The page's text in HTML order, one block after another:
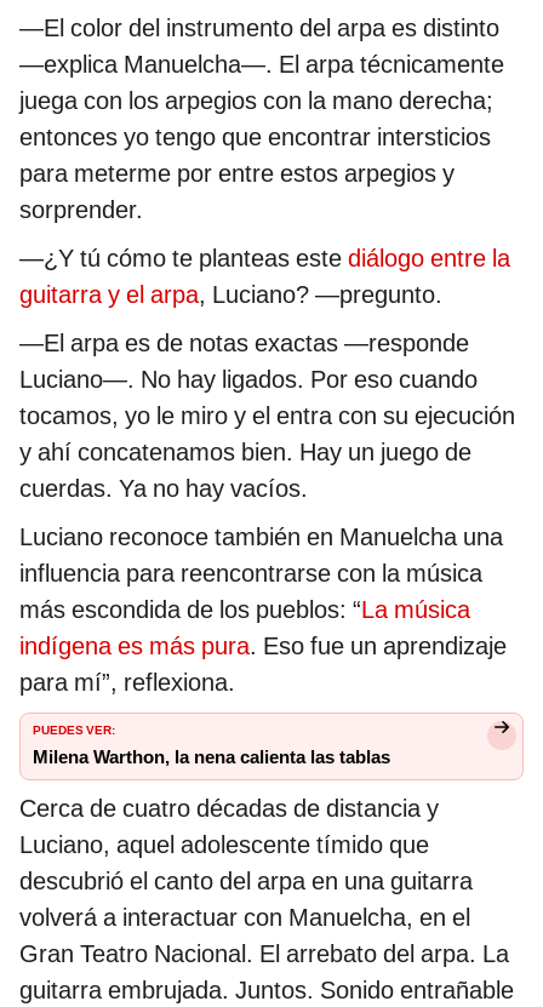
—El color del instrumento del arpa es distinto
—explica Manuelcha—. El arpa técnicamente
juega con los arpegios con la mano derecha;
entonces yo tengo que encontrar intersticios
para meterme por entre estos arpegios y
sorprender.
—¿Y tú cómo te planteas este diálogo entre la
guitarra y el arpa, Luciano? —pregunto.
—El arpa es de notas exactas —responde
Luciano—. No hay ligados. Por eso cuando
tocamos, yo le miro y el entra con su ejecución
y ahí concatenamos bien. Hay un juego de
cuerdas. Ya no hay vacíos.
Luciano reconoce también en Manuelcha una
influencia para reencontrarse con la música
más escondida de los pueblos: “La música
indígena es más pura. Eso fue un aprendizaje
para mí”, reflexiona.
PUEDES VER:
Milena Warthon, la nena calienta las tablas
Cerca de cuatro décadas de distancia y
Luciano, aquel adolescente tímido que
descubrió el canto del arpa en una guitarra
volverá a interactuar con Manuelcha, en el
Gran Teatro Nacional. El arrebato del arpa. La
guitarra embrujada. Juntos. Sonido entrañable